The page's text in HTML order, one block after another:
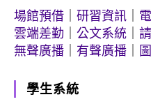
場館預借
研習資訊
雲端差勤
公文系統
無聲廣播
有聲廣播
學生系統